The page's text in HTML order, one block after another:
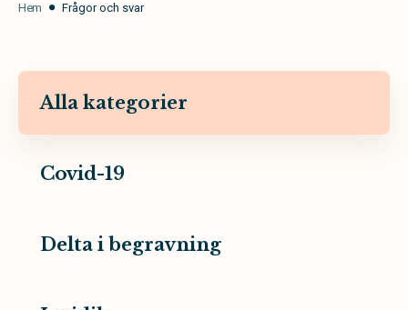
Hem Frågor och svar
Alla kategorier
Covid-19
Delta i begravning